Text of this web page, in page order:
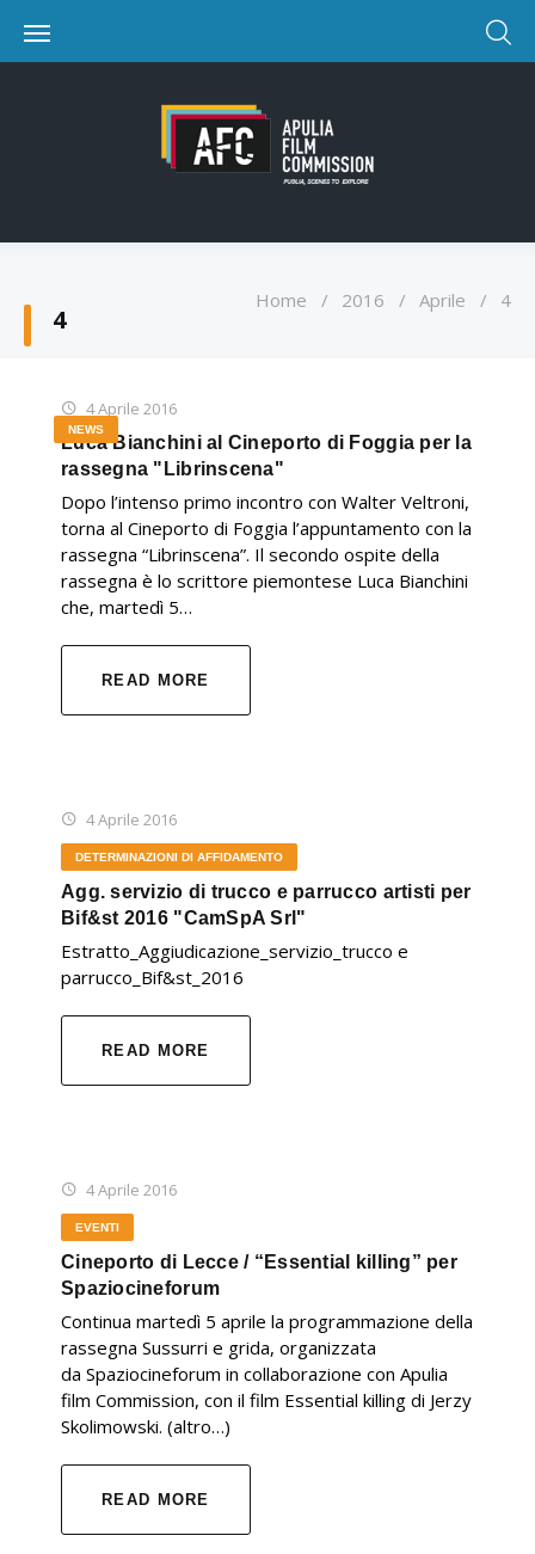
4
Home / 2016 / Aprile / 4
4 Aprile 2016
NEWS
Luca Bianchini al Cineporto di Foggia per la
rassegna "Librinscena"
Dopo l’intenso primo incontro con Walter Veltroni,
torna al Cineporto di Foggia l’appuntamento con la
rassegna “Librinscena”. Il secondo ospite della
rassegna è lo scrittore piemontese Luca Bianchini
che, martedì 5…
READ MORE
4 Aprile 2016
DETERMINAZIONI DI AFFIDAMENTO
Agg. servizio di trucco e parrucco artisti per
Bif&st 2016 "CamSpA Srl"
Estratto_Aggiudicazione_servizio_trucco e
parrucco_Bif&st_2016
READ MORE
4 Aprile 2016
EVENTI
Cineporto di Lecce / “Essential killing” per
Spaziocineforum
Continua martedì 5 aprile la programmazione della
rassegna Sussurri e grida, organizzata
da Spaziocineforum in collaborazione con Apulia
film Commission, con il film Essential killing di Jerzy
Skolimowski. (altro…)
READ MORE